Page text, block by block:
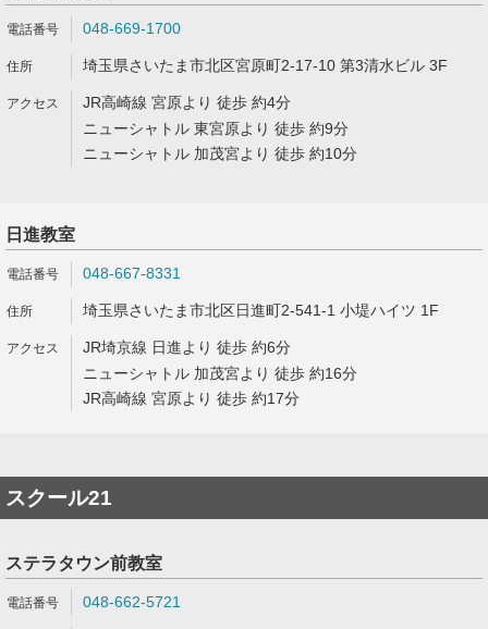
048-669-1700
埼玉県さいたま市北区宮原町2-17-10 第3清水ビル 3F
JR高崎線 宮原より 徒歩 約4分
ニューシャトル 東宮原より 徒歩 約9分
ニューシャトル 加茂宮より 徒歩 約10分
日進教室
048-667-8331
埼玉県さいたま市北区日進町2-541-1 小堤ハイツ 1F
JR埼京線 日進より 徒歩 約6分
ニューシャトル 加茂宮より 徒歩 約16分
JR高崎線 宮原より 徒歩 約17分
スクール21
ステラタウン前教室
048-662-5721